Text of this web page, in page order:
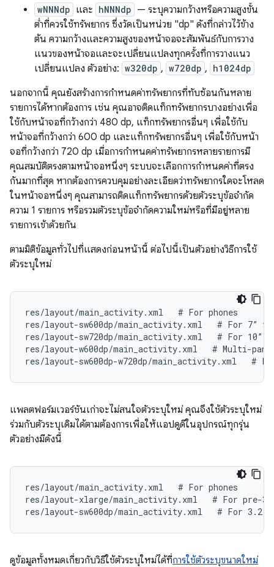
wNNNdp และ hNNNdp — ระบุความกว้างหรือความสูงขั้น
ต่ำที่ควรใช้ทรัพยากร ซึ่งวัดเป็นหน่วย "dp" ดังที่กล่าวไว้ข้าง
ต้น ความกว้างและความสูงของหน้าจอจะสัมพันธ์กับการวาง
แนวของหน้าจอและจะเปลี่ยนแปลงทุกครั้งที่การวางแนว
เปลี่ยนแปลง ตัวอย่าง: w320dp , w720dp , h1024dp
นอกจากนี้ คุณยังสร้างการกำหนดค่าทรัพยากรที่ทับซ้อนกันหลาย
รายการได้หากต้องการ เช่น คุณอาจติดแท็กทรัพยากรบางอย่างเพื่อ
ใช้กับหน้าจอที่กว้างกว่า 480 dp, แท็กทรัพยากรอื่นๆ เพื่อใช้กับ
หน้าจอที่กว้างกว่า 600 dp และแท็กทรัพยากรอื่นๆ เพื่อใช้กับหน้า
จอที่กว้างกว่า 720 dp เมื่อการกำหนดค่าทรัพยากรหลายรายการมี
คุณสมบัติตรงตามหน้าจอหนึ่งๆ ระบบจะเลือกการกำหนดค่าที่ตรง
กันมากที่สุด หากต้องการควบคุมอย่างละเอียดว่าทรัพยากรใดจะโหลด
ในหน้าจอหนึ่งๆ คุณสามารถติดแท็กทรัพยากรด้วยตัวระบุข้อจำกัด
ความ 1 รายการ หรือรวมตัวระบุข้อจำกัดความใหม่หรือที่มีอยู่หลาย
รายการเข้าด้วยกัน
ตามมิติข้อมูลทั่วไปที่แสดงก่อนหน้านี้ ต่อไปนี้เป็นตัวอย่างวิธีการใช้
ตัวระบุใหม่
res/layout/main_activity.xml   # For phones
res/layout-sw600dp/main_activity.xml   # For 7”
res/layout-sw720dp/main_activity.xml   # For 10”
res/layout-w600dp/main_activity.xml   # Multi-pane
res/layout-sw600dp-w720dp/main_activity.xml   #
แพลตฟอร์มเวอร์ชันเก่าจะไม่สนใจตัวระบุใหม่ คุณจึงใช้ตัวระบุใหม่
ร่วมกับตัวระบุเดิมได้ตามต้องการเพื่อให้แอปดูดีในอุปกรณ์ทุกรุ่น
ตัวอย่างมีดังนี้
res/layout/main_activity.xml   # For phones
res/layout-xlarge/main_activity.xml   # For pre-
res/layout-sw600dp/main_activity.xml   # For 3.2
ดูข้อมูลทั้งหมดเกี่ยวกับวิธีใช้ตัวระบุใหม่ได้ที่การใช้ตัวระบุขนาดใหม่